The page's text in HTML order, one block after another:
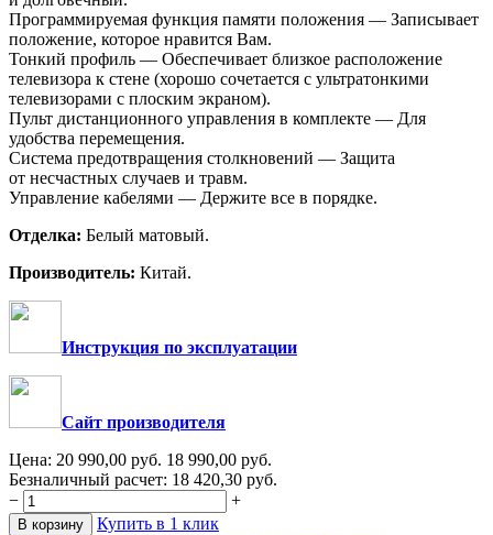
Программируемая функция памяти положения — Записывает
положение, которое нравится Вам.
Тонкий профиль — Обеспечивает близкое расположение
телевизора к стене (хорошо сочетается с ультратонкими
телевизорами с плоским экраном).
Пульт дистанционного управления в комплекте — Для
удобства перемещения.
Система предотвращения столкновений — Защита
от несчастных случаев и травм.
Управление кабелями — Держите все в порядке.
Отделка: Белый матовый.
Производитель: Китай.
Инструкция по эксплуатации
Сайт производителя
Цена: 20 990,00 руб. 18 990,00 руб.
Безналичный расчет: 18 420,30 руб.
−
+
В корзину
Купить в 1 клик